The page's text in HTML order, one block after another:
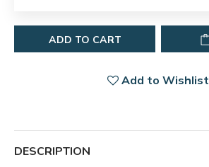
ADD TO CART
Add to Wishlist
DESCRIPTION